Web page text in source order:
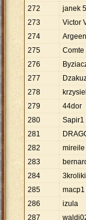
272
janek 5
273
Victor
274
Argeen
275
Comte
276
277
278
279
44dor
280
Sapir1
281
282
mireile
283
284
3kroliki
285
macp1
286
izula
287